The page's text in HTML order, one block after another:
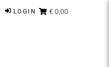
LOGIN € 0,00